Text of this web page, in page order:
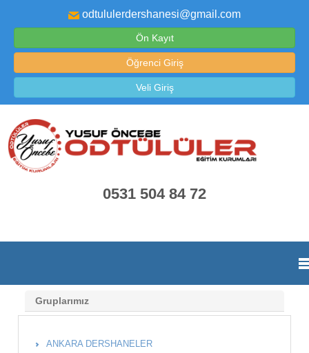
odtululerdershanesi@gmail.com
Ön Kayıt
Öğrenci Giriş
Veli Giriş
0531 504 84 72
Gruplarımız
ANKARA DERSHANELER